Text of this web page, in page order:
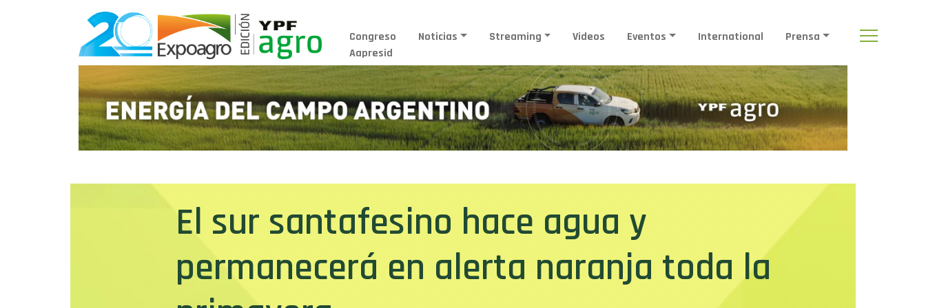
Congreso
Aapresid
Noticias Streaming Videos Eventos International Prensa
El sur santafesino hace agua y
permanecerá en alerta naranja toda la